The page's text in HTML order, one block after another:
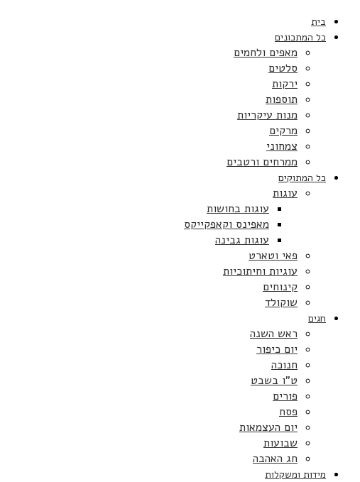
בית
כל המתכונים
מאפים ולחמים
סלטים
ירקות
תוספות
מנות עיקריות
מרקים
צמחוני
ממרחים ורטבים
כל המתוקים
עוגות
עוגות בחושות
מאפינס וקאפקייקס
עוגות גבינה
פאי וטארט
עוגיות וחיתוכיות
קינוחים
שוקולד
חגים
ראש השנה
יום כיפור
חנוכה
ט”ו בשבט
פורים
פסח
יום העצמאות
שבועות
חג האהבה
מידות ומשקלות